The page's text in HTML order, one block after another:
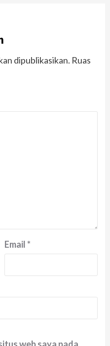
dipublikasikan. Ruas
Email*